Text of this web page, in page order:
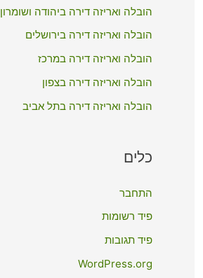
o
הובלה ואריזה דירה ביהודה ושומרון
הובלה ואריזה דירה בירושלים
הובלה ואריזה דירה במרכז
הובלה ואריזה דירה בצפון
הובלה ואריזה דירה בתל אביב
כלים
התחבר
פיד רשומות
פיד תגובות
WordPress.org